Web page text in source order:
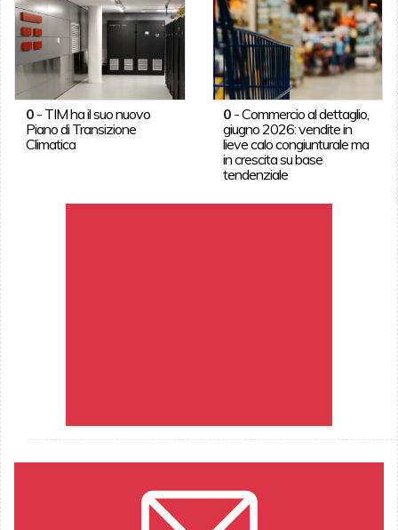
0- TIM ha il suo nuovo
Piano di Transizione
Climatica
0 -Commercio al dettaglio,
giugno 2026: vendite in
lieve calo congiunturale ma
in crescita su base
tendenziale